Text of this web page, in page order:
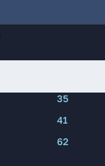
35
41
62